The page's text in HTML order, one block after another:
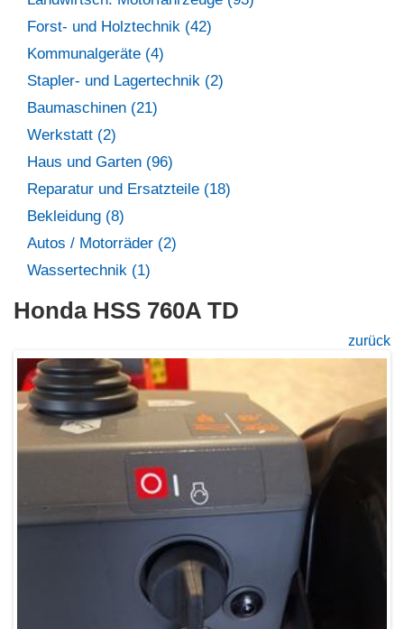
Forst- und Holztechnik (42)
Kommunalgeräte (4)
Stapler- und Lagertechnik (2)
Baumaschinen (21)
Werkstatt (2)
Haus und Garten (96)
Reparatur und Ersatzteile (18)
Bekleidung (8)
Autos / Motorräder (2)
Wassertechnik (1)
Honda HSS 760A TD
zurück